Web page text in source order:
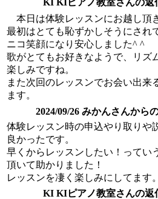
本日は体験レッスンにお越し頂
最初はとても恥ずかしそうにされ
ニコ笑顔になり安心しました^ ^
歌がとてもお好きなようで、リズ
楽しみですね。
また次回のレッスンでお会い出来
ます。
2024/09/26 みかんさんから
体験レッスン時の申込やり取りや
良かったです。
早くからレッスンしたい！ってい
頂いて助かりました！
レッスンを凄く楽しみにしてます。
KI KIピアノ教室さんの返